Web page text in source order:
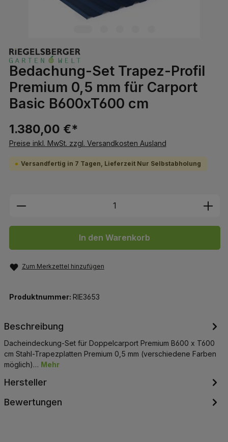
Bedachung-Set Trapez-Profil
Premium 0,5 mm für Carport
Basic B600xT600 cm
1.380,00 €*
Preise inkl. MwSt. zzgl. Versandkosten Ausland
Versandfertig in 7 Tagen, Lieferzeit Nur Selbstabholung
Produkt Anzahl: Gib den
In den Warenkorb
Zum Merkzettel hinzufügen
Produktnummer: RIE3653
Beschreibung
Dacheindeckung-Set für Doppelcarport Premium B600 x T600
cm Stahl-Trapezplatten Premium 0,5 mm (verschiedene Farben
möglich)… Mehr
Hersteller
Bewertungen